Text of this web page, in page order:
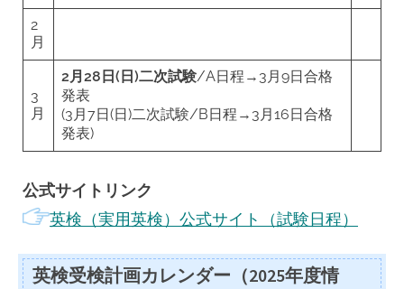
2
月
3
月
2月28日(日)二次試験/A日程→3月9日合格
発表
(3月7日(日)二次試験/B日程→3月16日合格
発表)
公式サイトリンク
英検（実用英検）公式サイト（試験日程）
英検受検計画カレンダー（2025年度情